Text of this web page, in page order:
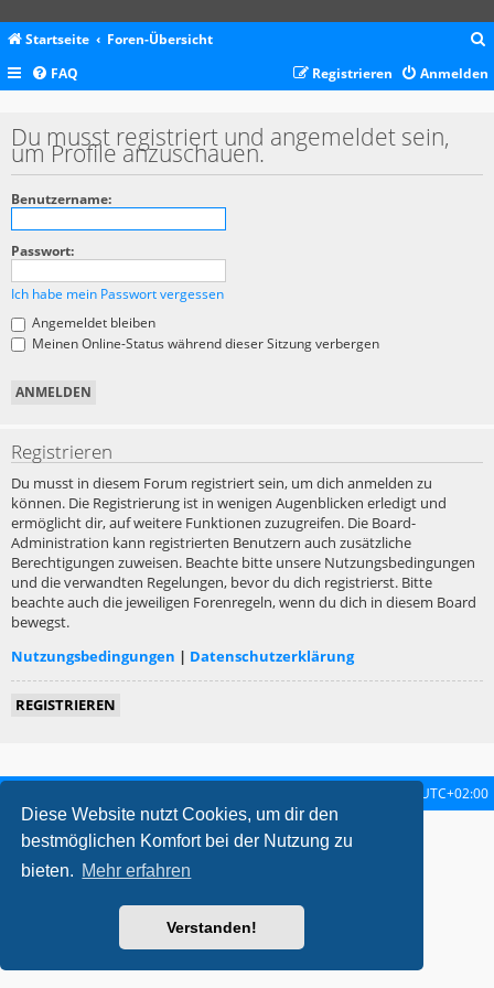
Diese Website nutzt Cookies, um dir den
bestmöglichen Komfort bei der Nutzung zu
bieten. Mehr erfahren
Verstanden!
Startseite Foren-Übersicht
c
FAQ Anmelden
Registrieren
Du musst registriert und angemeldet sein,
um Profile anzuschauen.
Benutzername:
Passwort:
Ich habe mein Passwort vergessen
Angemeldet bleiben
Meinen Online-Status während dieser Sitzung verbergen
Registrieren
Du musst in diesem Forum registriert sein, um dich anmelden zu
können. Die Registrierung ist in wenigen Augenblicken erledigt und
ermöglicht dir, auf weitere Funktionen zuzugreifen. Die Board-
Administration kann registrierten Benutzern auch zusätzliche
Berechtigungen zuweisen. Beachte bitte unsere Nutzungsbedingungen
und die verwandten Regelungen, bevor du dich registrierst. Bitte
beachte auch die jeweiligen Forenregeln, wenn du dich in diesem Board
bewegst.
Nutzungsbedingungen | Datenschutzerklärung
REGISTRIEREN
UTC+02:00
metrolike style by Eric Seguin Updated for phpBB3.2 by
Powered byphpBB ® Forum Software © phpBB Limited
Deutsche Übersetzung durch